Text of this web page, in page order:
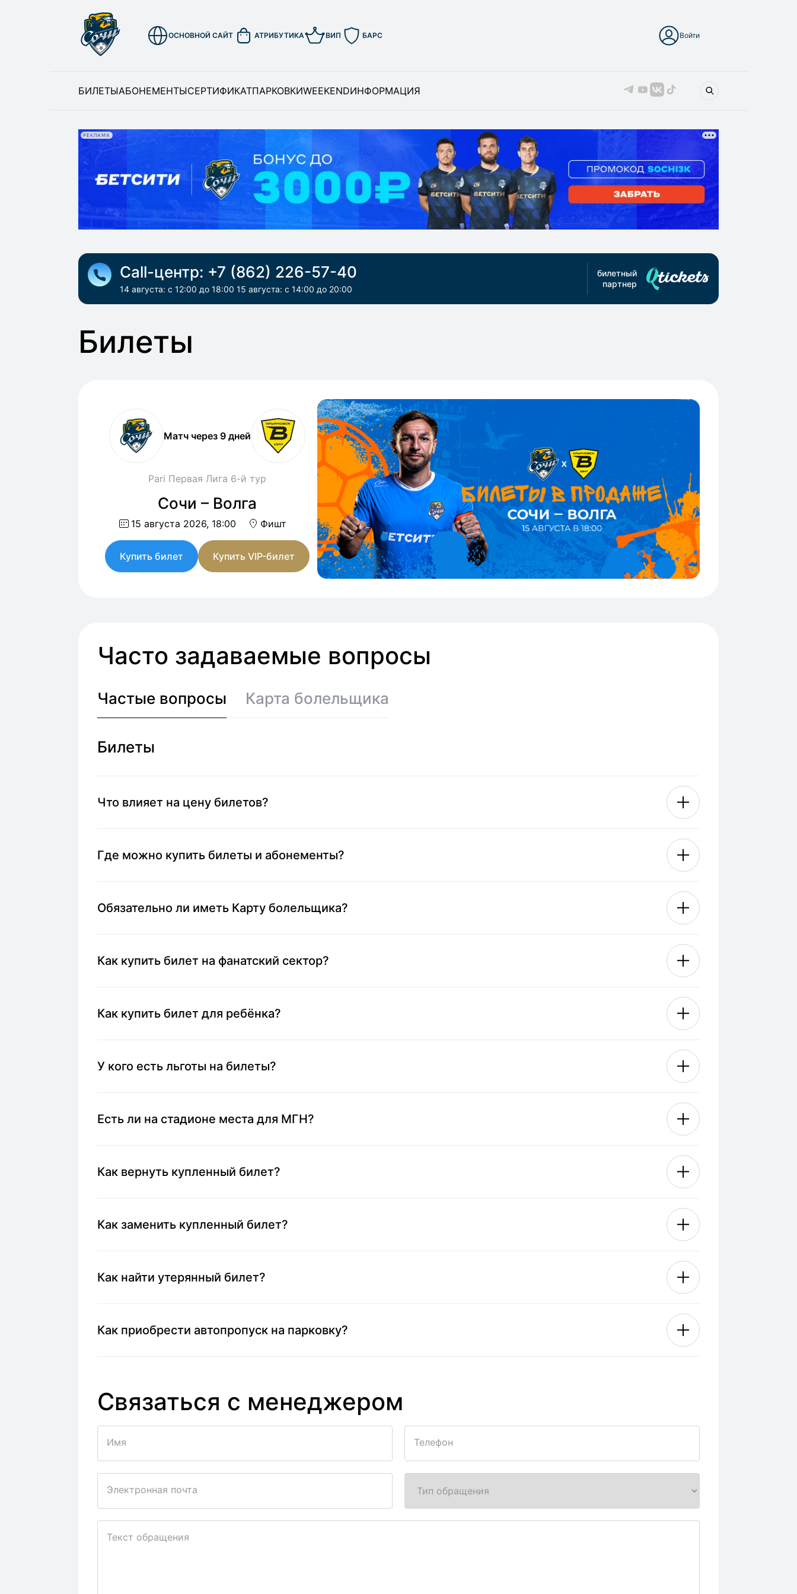
ОСНОВНОЙ САЙТ АТРИБУТИКА ВИП БАРС Войти
БИЛЕТЫАБОНЕМЕНТЫСЕРТИФИКАТПАРКОВКИWEEKENDИНФОРМАЦИЯ
РЕКЛАМА
Call-центр: +7 (862) 226-57-40
14 августа: с 12:00 до 18:00 15 августа: с 14:00 до 20:00
билетный
партнер
Билеты
Матч через 9 дней
Pari Первая Лига 6-й тур
Сочи – Волга
15 августа 2026, 18:00 Фишт
Купить билет Купить VIP-билет
Часто задаваемые вопросы
Частые вопросы Карта болельщика
Билеты
Что влияет на цену билетов?
Где можно купить билеты и абонементы?
Обязательно ли иметь Карту болельщика?
Как купить билет на фанатский сектор?
Как купить билет для ребёнка?
У кого есть льготы на билеты?
Есть ли на стадионе места для МГН?
Как вернуть купленный билет?
Как заменить купленный билет?
Как найти утерянный билет?
Как приобрести автопропуск на парковку?
Связаться с менеджером
Имя Телефон
Электронная почта
Текст обращения